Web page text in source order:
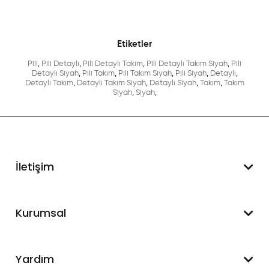
Etiketler
Pili , Pili Detaylı, Pili Detaylı Takım, Pili Detaylı Takım Siyah, Pili
Detaylı Siyah, Pili Takım, Pili Takım Siyah, Pili Siyah, Detaylı,
Detaylı Takım, Detaylı Takım Siyah, Detaylı Siyah, Takım,
Takım
Siyah, Siyah,
İletişim
WhatsApp Destek
Kurumsal
Hakkımızda
Yardım